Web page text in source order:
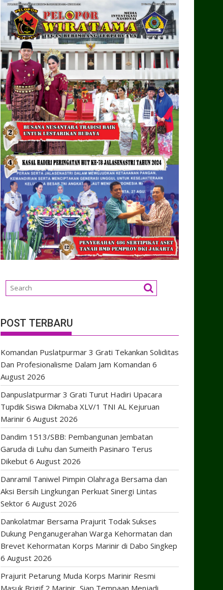
POST TERBARU
Komandan Puslatpurmar 3 Grati Tekankan Soliditas
Dan Profesionalisme Dalam Jam Komandan 6
August 2026
Danpuslatpurmar 3 Grati Turut Hadiri Upacara
Tupdik Siswa Dikmaba XLV/1 TNI AL Kejuruan
Marinir 6 August 2026
Dandim 1513/SBB: Pembangunan Jembatan
Garuda di Luhu dan Sumeith Pasinaro Terus
Dikebut 6 August 2026
Danramil Taniwel Pimpin Olahraga Bersama dan
Aksi Bersih Lingkungan Perkuat Sinergi Lintas
Sektor 6 August 2026
Dankolatmar Bersama Prajurit Todak Sukses
Dukung Penganugerahan Warga Kehormatan dan
Brevet Kehormatan Korps Marinir di Dabo Singkep
6 August 2026
Prajurit Petarung Muda Korps Marinir Resmi
Masuk Brigif 2 Marinir, Siap Tempaan Menjadi